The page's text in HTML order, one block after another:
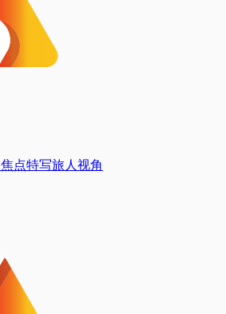
焦点特写旅人视角